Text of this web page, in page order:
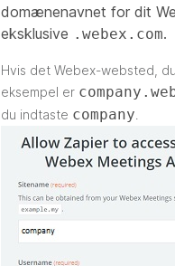
domænenavnet for dit
eksklusive .webex.com.
Hvis det Webex-websted,
eksempel er
du indtaste company